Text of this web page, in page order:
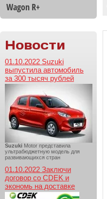
Wagon R+
Новости
01.10.2022 Suzuki
выпустила автомобиль
за 300 тысяч рублей
Suzuki Motor представила
ультрабюджетную модель для
развивающихся стран
01.10.2022 Заключи
договор со CDEK и
экономь на доставке